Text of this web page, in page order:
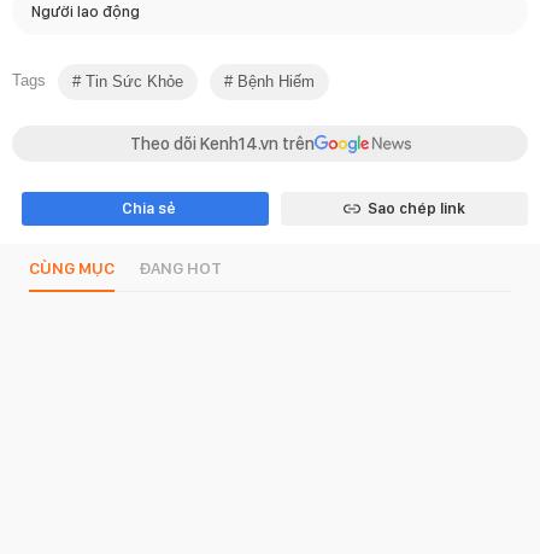
Người lao động
Tags Tin Sức Khỏe Bệnh Hiếm
Theo dõi Kenh14.vn trên
Chia sẻ Sao chép link
CÙNG MỤC ĐANG HOT